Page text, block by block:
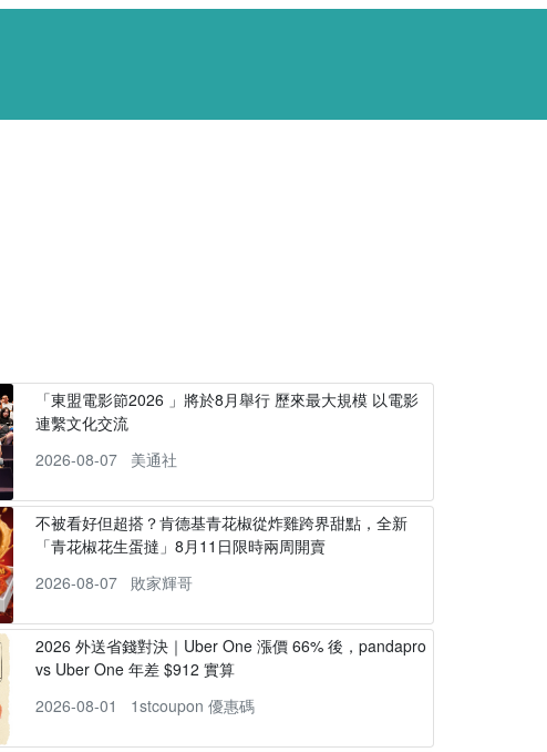
「東盟電影節2026 」將於8月舉行 歷來最大規模 以電影
連繫文化交流
2026-08-07
美通社
不被看好但超搭？肯德基青花椒從炸雞跨界甜點，全新
「青花椒花生蛋撻」8月11日限時兩周開賣
2026-08-07
敗家輝哥
2026 外送省錢對決｜Uber One 漲價 66% 後，pandapro
vs Uber One 年差 $912 實算
2026-08-01
1stcoupon 優惠碼